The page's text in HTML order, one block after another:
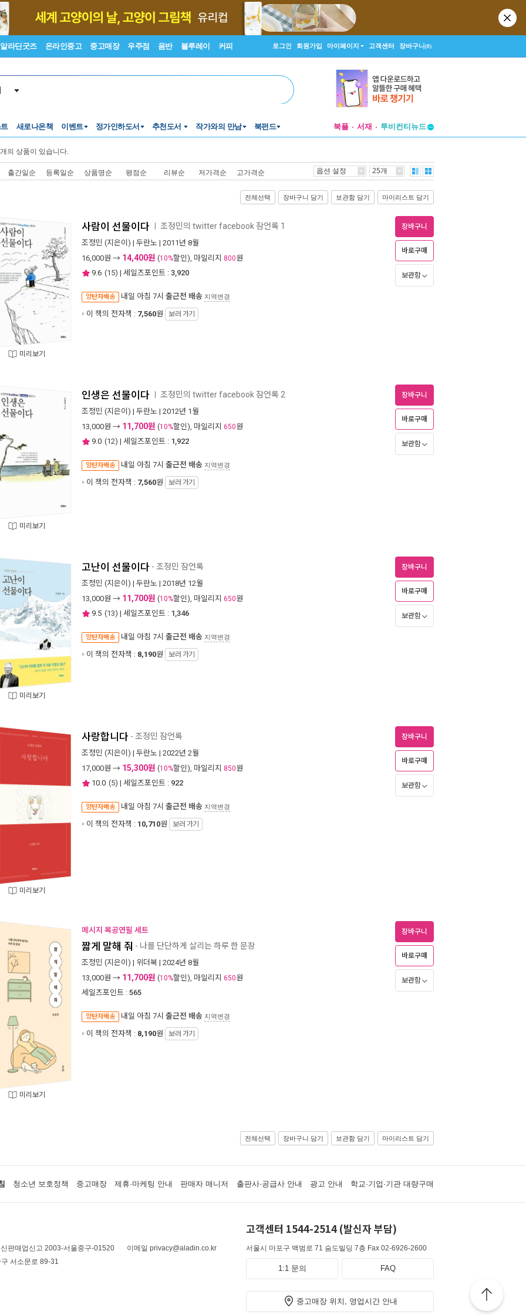
알라딘굿즈 온라인중고 중고매장 우주점 음반 블루레이 커피 로그인 회원가입 마이페이지 고객센터 장바구니(0)
새로나온책 이벤트 정가인하도서 추천도서 작가와의 만남 북펀드 북플 서재
투비컨티뉴드
개의 상품이 있습니다.
출간일순 등록일순 상품명순 평점순 리뷰순 저가격순 고가격순 옵션 설정 25개
전체선택 장바구니 담기 보관함 담기 마이리스트 담기
미리보기
사람이 선물이다 조정민의 twitter facebook 잠언록 1
조정민 (지은이) | 두란노 | 2011년 8월
16,000원 → 14,400원 (10%할인), 마일리지 800원
9.6 (15) | 세일즈포인트 : 3,920
양탄자배송 내일 아침 7시 출근전 배송 지역변경
이 책의 전자책 : 7,560원 보러 가기
장바구니
바로구매
보관함
미리보기
인생은 선물이다 조정민의 twitter facebook 잠언록 2
조정민 (지은이) | 두란노 | 2012년 1월
13,000원 → 11,700원 (10%할인), 마일리지 650원
9.0 (12) | 세일즈포인트 : 1,922
양탄자배송 내일 아침 7시 출근전 배송 지역변경
이 책의 전자책 : 7,560원 보러 가기
장바구니
바로구매
보관함
미리보기
고난이 선물이다 - 조정민 잠언록
조정민 (지은이) | 두란노 | 2018년 12월
13,000원 → 11,700원 (10%할인), 마일리지 650원
9.5 (13) | 세일즈포인트 : 1,346
양탄자배송 내일 아침 7시 출근전 배송 지역변경
이 책의 전자책 : 8,190원 보러 가기
장바구니
바로구매
보관함
미리보기
사랑합니다 - 조정민 잠언록
조정민 (지은이) | 두란노 | 2022년 2월
17,000원 → 15,300원 (10%할인), 마일리지 850원
10.0 (5) | 세일즈포인트 : 922
양탄자배송 내일 아침 7시 출근전 배송 지역변경
이 책의 전자책 : 10,710원 보러 가기
장바구니
바로구매
보관함
미리보기
메시지 목공연필 세트
짧게 말해 줘 - 나를 단단하게 살리는 하루 한 문장
조정민 (지은이) | 위더북 | 2024년 8월
13,000원 → 11,700원 (10%할인), 마일리지 650원
세일즈포인트 : 565
양탄자배송 내일 아침 7시 출근전 배송 지역변경
이 책의 전자책 : 8,190원 보러 가기
장바구니
바로구매
보관함
전체선택 장바구니 담기 보관함 담기 마이리스트 담기
청소년 보호정책 중고매장 제휴·마케팅 안내 판매자 매니저 출판사·공급사 안내 광고 안내 학교·기업·기관 대량구매
판매업신고 2003-서울중구-01520
이메일 privacy@aladin.co.kr
서소문로 89-31
고객센터 1544-2514 (발신자 부담)
서울시 마포구 백범로 71 숨도빌딩 7층 Fax 02-6926-2600
1:1 문의 FAQ
중고매장 위치, 영업시간 안내